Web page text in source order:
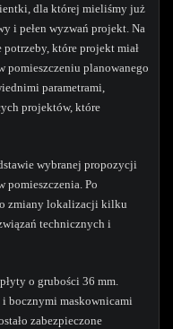
dla której mieliśmy już
i pełen wyzwań projekt. Na
które projekt miał
pomieszczeniu planowanego
parametrami,
projektów, które
wybranej propozycji
pomieszczenia. Po
zmiany lokalizacji kilku
technicznych i
o grubości 36 mm.
i bocznymi maskownicami
zabezpieczone